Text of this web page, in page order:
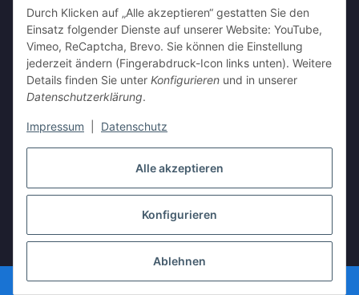
Alle akzeptieren
Konfigurieren
Ablehnen
Durch Klicken auf „Alle akzeptieren“ gestatten Sie den
Einsatz folgender Dienste auf unserer Website: YouTube,
Vimeo, ReCaptcha, Brevo. Sie können die Einstellung
jederzeit ändern (Fingerabdruck-Icon links unten). Weitere
Details finden Sie unter Konfigurieren und in unserer
Datenschutzerklärung.
Impressum Datenschutz
Shop Partnerseiten
Vertrag widerrufen
* Alle Preise inkl. gesetzlicher USt., zzgl.Versand
Besucherzähler: 3583927